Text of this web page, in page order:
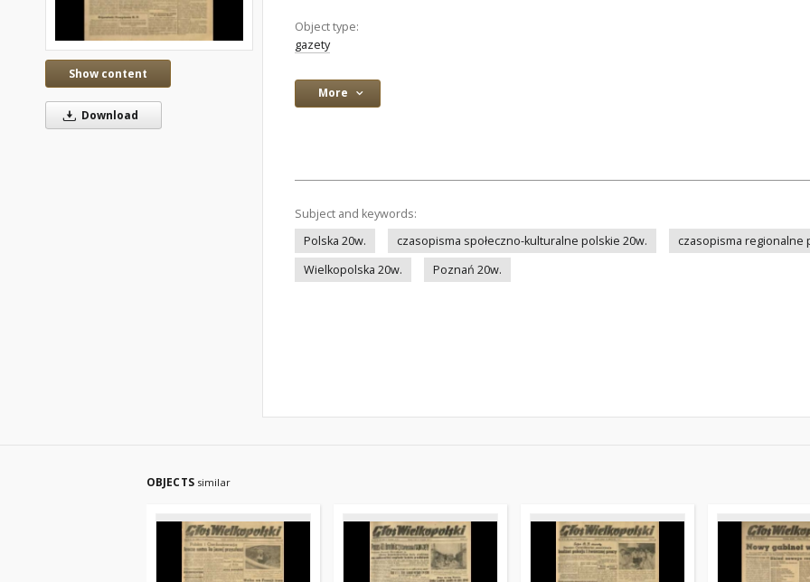
Show content
Download
Object type:
gazety
More
Subject and keywords:
Polska 20w.
czasopisma społeczno-kulturalne polskie 20w. czasopisma regionalne
Wielkopolska 20w.
Poznań 20w.
OBJECTS similar